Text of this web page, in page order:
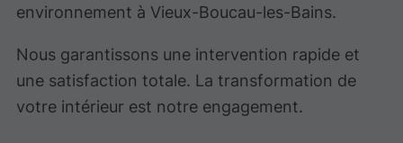
environnement à Vieux-Boucau-les-Bains.
Nous garantissons une intervention rapide et
une satisfaction totale. La transformation de
votre intérieur est notre engagement.